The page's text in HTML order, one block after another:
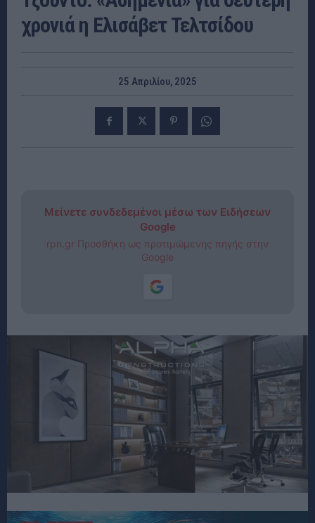
χρονιά η Ελισάβετ Τελτσίδου
25 Απριλίου, 2025
Μείνετε συνδεδεμένοι μέσω των Ειδήσεων
Google
rpn.gr Προσθήκη ως προτιμώμενης πηγής στην
Google